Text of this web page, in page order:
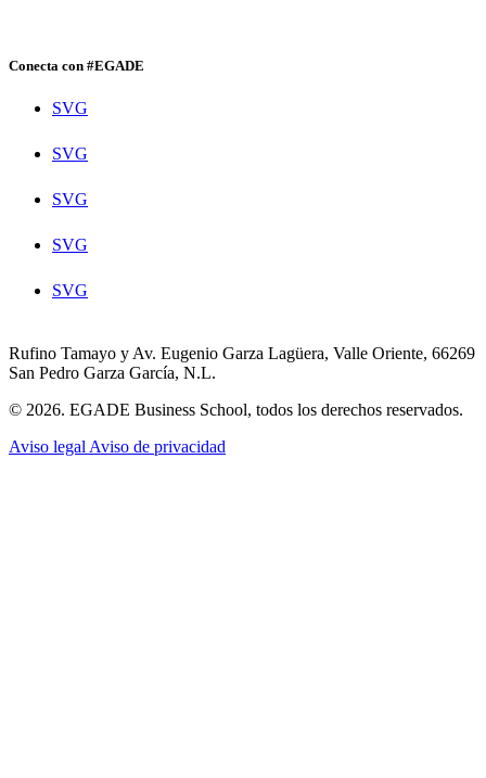
Conecta con #EGADE
SVG
SVG
SVG
SVG
SVG
Rufino Tamayo y Av. Eugenio Garza Lagüera, Valle Oriente, 66269
San Pedro Garza García, N.L.
© 2026. EGADE Business School, todos los derechos reservados.
Aviso legalAviso de privacidad